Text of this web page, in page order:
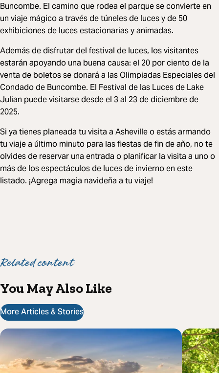
Buncombe. El camino que rodea el parque se convierte en
un viaje mágico a través de túneles de luces y de 50
exhibiciones de luces estacionarias y animadas.
Además de disfrutar del festival de luces, los visitantes
estarán apoyando una buena causa: el 20 por ciento de la
venta de boletos se donará a las Olimpiadas Especiales del
Condado de Buncombe. El Festival de las Luces de Lake
Julian puede visitarse desde el 3 al 23 de diciembre de
2025.
Si ya tienes planeada tu visita a Asheville o estás armando
tu viaje a último minuto para las fiestas de fin de año, no te
olvides de reservar una entrada o planificar la visita a uno o
más de los espectáculos de luces de invierno en este
listado. ¡Agrega magia navideña a tu viaje!
Related content
You May Also Like
More Articles & Stories